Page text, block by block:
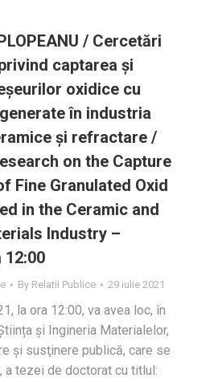
/ Cercetări
captarea și
oxidice cu
în industria
și refractare /
on the Capture
Fine Granulated Oxid
in the Ceramic and
Industry –
12:00
By Relatii Publice 29 iulie 2021
la ora 12:00, va avea loc, în
și Ingineria Materialelor,
și susţinere publică, care se
a tezei de doctorat cu titlul: